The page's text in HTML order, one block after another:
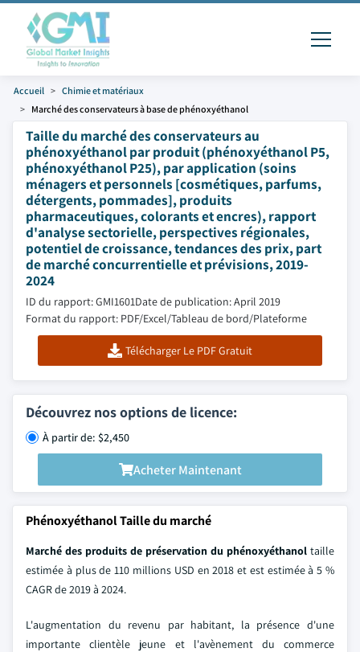
Accueil
Chimie et matériaux
Marché des conservateurs à base de phénoxyéthanol
Taille du marché des conservateurs au
phénoxyéthanol par produit (phénoxyéthanol P5,
phénoxyéthanol P25), par application (soins
ménagers et personnels [cosmétiques, parfums,
détergents, pommades], produits
pharmaceutiques, colorants et encres), rapport
d'analyse sectorielle, perspectives régionales,
potentiel de croissance, tendances des prix, part
de marché concurrentielle et prévisions, 2019-
2024
ID du rapport: GMI1601Date de publication: April 2019
Format du rapport: PDF/Excel/Tableau de bord/Plateforme
Télécharger Le PDF Gratuit
Découvrez nos options de licence:
À partir de: $2,450
Acheter Maintenant
Phénoxyéthanol Taille du marché
Marché des produits de préservation du phénoxyéthanol taille
estimée à plus de 110 millions USD en 2018 et est estimée à 5 %
CAGR de 2019 à 2024.
L'augmentation du revenu par habitant, la présence d'une
importante clientèle jeune et l'avènement du commerce